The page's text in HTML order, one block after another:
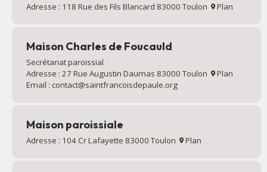
Adresse : 118 Rue des Fils Blancard 83000 Toulon Plan
Maison Charles de Foucauld
Secrétariat paroissial
Adresse : 27 Rue Augustin Daumas 83000 Toulon
Plan
Email : contact@saintfrancoisdepaule.org
Maison paroissiale
Adresse : 104 Cr Lafayette 83000 Toulon Plan